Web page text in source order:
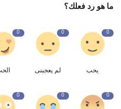
ما هو رد فعلك؟
0
يحب
0
لم يعجبنى
0
0
0
0